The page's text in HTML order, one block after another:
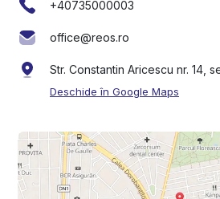
+40735000003
office@reos.ro
Str. Constantin Aricescu nr. 14,
Deschide în Google Maps